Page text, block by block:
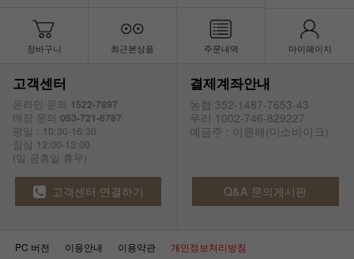
장바구니 최근본상품 주문내역 마이페이지
고객센터
온라인 문의 1522-7897
매장 문의 053-721-6787
평일 : 10:30-16:30
점심 12:00-13:00
(일.공휴일 휴무)
결제계좌안내
농협 352-1487-7653-43
우리 1002-746-829227
예금주 : 이원해(미소바이크)
고객센터 연결하기 Q&A 문의게시판
PC 버전 이용안내 이용약관 개인정보처리방침